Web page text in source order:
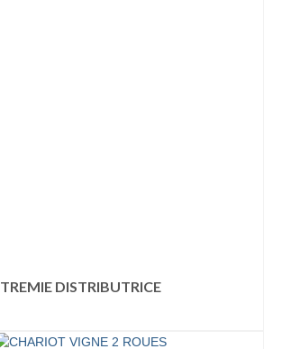
TREMIE DISTRIBUTRICE